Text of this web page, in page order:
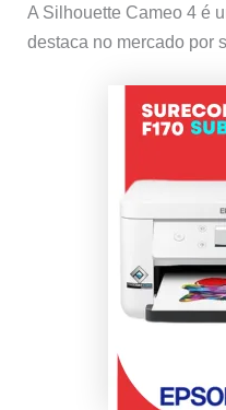
A Silhouette Cameo 4 é
destaca no mercado por